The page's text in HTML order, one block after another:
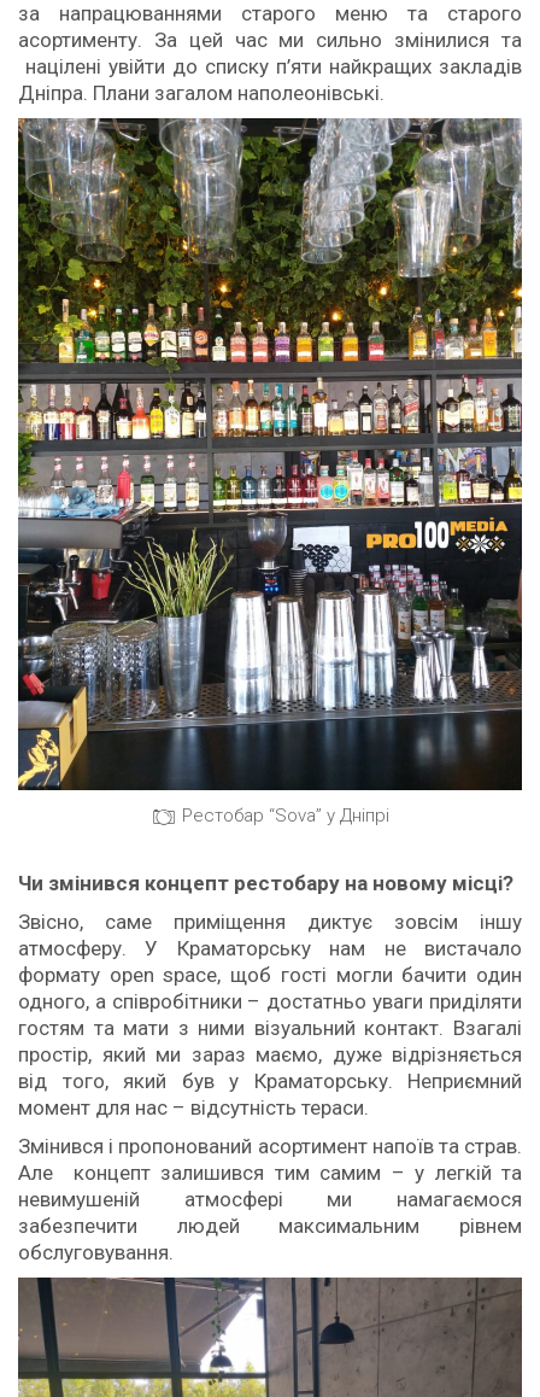
за напрацюваннями старого меню та старого
асортименту. За цей час ми сильно змінилися та
націлені увійти до списку п’яти найкращих закладів
Дніпра. Плани загалом наполеонівські.
Рестобар “Sova” у Дніпрі
Чи змінився концепт рестобару на новому місці?
Звісно, саме приміщення диктує зовсім іншу
атмосферу. У Краматорську нам не вистачало
формату open space, щоб гості могли бачити один
одного, а співробітники – достатньо уваги приділяти
гостям та мати з ними візуальний контакт. Взагалі
простір, який ми зараз маємо, дуже відрізняється
від того, який був у Краматорську. Неприємний
момент для нас – відсутність тераси.
Змінився і пропонований асортимент напоїв та страв.
Але концепт залишився тим самим – у легкій та
невимушеній атмосфері ми намагаємося
забезпечити людей максимальним рівнем
обслуговування.